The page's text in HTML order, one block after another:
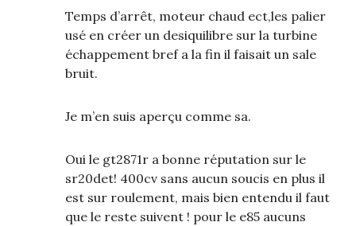
Temps d’arrêt, moteur chaud ect,les palier
usé en créer un desiquilibre sur la turbine
échappement bref a la fin il faisait un sale
bruit.
Je m’en suis aperçu comme sa.
Oui le gt2871r a bonne réputation sur le
sr20det! 400cv sans aucun soucis en plus il
est sur roulement, mais bien entendu il faut
que le reste suivent ! pour le e85 aucuns